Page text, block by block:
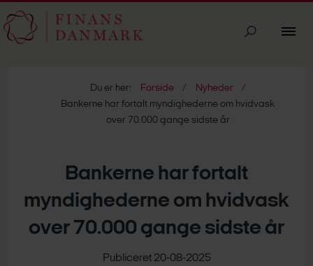
Du er her: Forside
Nyheder
Bankerne har fortalt myndighederne om hvidvask
over 70.000 gange sidste år
Bankerne har fortalt
myndighederne om hvidvask
over 70.000 gange sidste år
Publiceret 20-08-2025